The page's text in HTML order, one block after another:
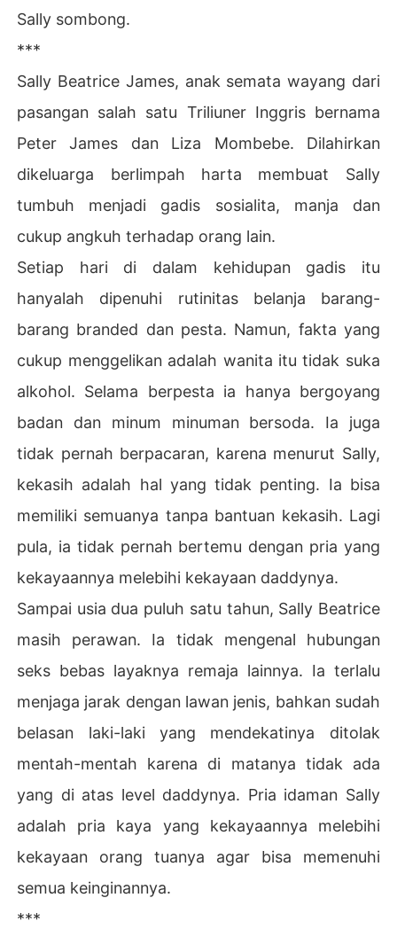
Sally sombong.
***
Sally Beatrice James, anak semata wayang dari
pasangan salah satu Triliuner Inggris bernama
Peter James dan Liza Mombebe. Dilahirkan
dikeluarga berlimpah harta membuat Sally
tumbuh menjadi gadis sosialita, manja dan
cukup angkuh terhadap orang lain.
Setiap hari di dalam kehidupan gadis itu
hanyalah dipenuhi rutinitas belanja barang-
barang branded dan pesta. Namun, fakta yang
cukup menggelikan adalah wanita itu tidak suka
alkohol. Selama berpesta ia hanya bergoyang
badan dan minum minuman bersoda. Ia juga
tidak pernah berpacaran, karena menurut Sally,
kekasih adalah hal yang tidak penting. Ia bisa
memiliki semuanya tanpa bantuan kekasih. Lagi
pula, ia tidak pernah bertemu dengan pria yang
kekayaannya melebihi kekayaan daddynya.
Sampai usia dua puluh satu tahun, Sally Beatrice
masih perawan. Ia tidak mengenal hubungan
seks bebas layaknya remaja lainnya. Ia terlalu
menjaga jarak dengan lawan jenis, bahkan sudah
belasan laki-laki yang mendekatinya ditolak
mentah-mentah karena di matanya tidak ada
yang di atas level daddynya. Pria idaman Sally
adalah pria kaya yang kekayaannya melebihi
kekayaan orang tuanya agar bisa memenuhi
semua keinginannya.
***